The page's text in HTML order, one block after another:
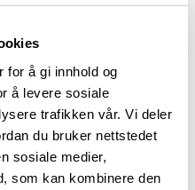
for å gi innhold og
å levere sosiale
trafikken vår. Vi deler
du bruker nettstedet
sosiale medier,
som kan kombinere den
Dalbro på